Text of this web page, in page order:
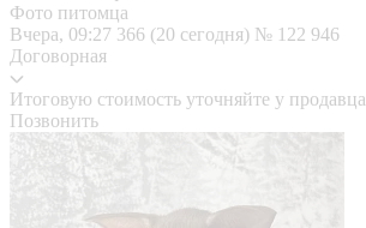
Фото питомца
Вчера, 09:27 366 (20 сегодня) № 122 946
Договорная
Итоговую стоимость уточняйте у продавца
Позвонить